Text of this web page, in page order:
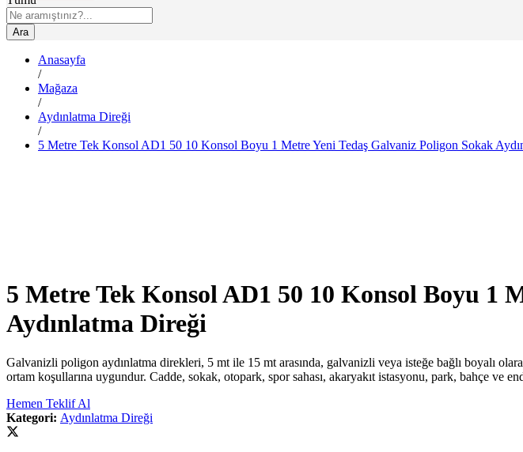
Ara
Anasayfa
/
Mağaza
/
Aydınlatma Direği
/
5 Metre Tek Konsol AD1 50 10 Konsol Boyu 1 Metre Yeni Tedaş Galvaniz Poligon Sokak
5 Metre Tek Konsol AD1 50 10 Konsol Boyu 1
Aydınlatma Direği
Galvanizli poligon aydınlatma direkleri, 5 mt ile 15 mt arasında, galvanizli veya isteğe bağlı boyalı
ortam koşullarına uygundur. Cadde, sokak, otopark, spor sahası, akaryakıt istasyonu, park, bahçe ve
Hemen Teklif Al
Kategori: Aydınlatma Direği